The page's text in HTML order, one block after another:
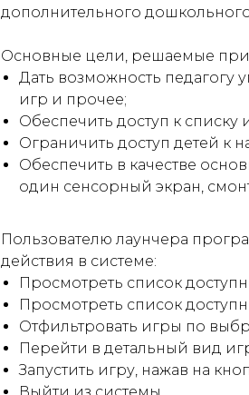
дополнительного
Основные цели, решаемые
Дать возможность педагогу
игр и прочее;
Обеспечить доступ к
Ограничить доступ детей к
Обеспечить в качестве
один сенсорный экран,
Пользователю лаунчера
действия в системе:
Просмотреть список
Просмотреть список
Отфильтровать игры по
Перейти в детальный вид
Запустить игру, нажав на